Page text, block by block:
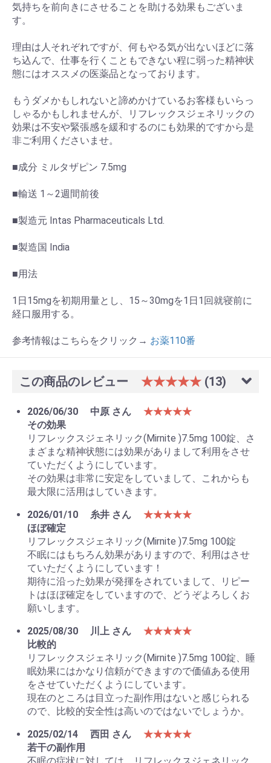
気持ちを前向きにさせることを助ける効果もございま
す。
理由は人それぞれですが、何もやる気が出ないほどに落
ち込んで、仕事を行くこともできない程に弱った精神状
態にはオススメの医薬品となっております。
もうダメかもしれないと諦めかけているお客様もいらっ
しゃるかもしれませんが、リフレックスジェネリックの
効果は不安や緊張感を緩和するのにも効果的ですから是
非ご利用くださいませ。
■成分 ミルタザピン 7.5mg
■輸送 1～2週間前後
■製造元 Intas Pharmaceuticals Ltd.
■製造国 India
■用法
1日15mgを初期用量とし、15～30mgを1日1回就寝前に
経口服用する。
参考情報はこちらをクリック→ お薬110番
この商品のレビュー ★★★★★ (13)
2026/06/30 中原 さん
★★★★★
その効果
リフレックスジェネリック(Mirnite )7.5mg 100錠、さ
まざまな精神状態には効果がありまして利用をさせ
ていただくようにしています。
その効果は非常に安定をしていまして、これからも
最大限に活用はしていきます。
2026/01/10
糸井 さん
★★★★★
ほぼ確定
リフレックスジェネリック(Mirnite )7.5mg 100錠
不眠にはもちろん効果がありますので、利用はさせ
ていただくようにしています！
期待に沿った効果が発揮をされていまして、リピー
トはほぼ確定をしていますので、どうぞよろしくお
願いします。
2025/08/30
川上 さん
★★★★★
比較的
リフレックスジェネリック(Mirnite )7.5mg 100錠、睡
眠効果にはかなり信頼ができますので価値ある使用
をさせていただくようにしています。
現在のところは目立った副作用はないと感じられる
ので、比較的安全性は高いのではないでしょうか。
2025/02/14
西田 さん
★★★★★
若干の副作用
不眠の症状に対しては、リフレックスジェネリック